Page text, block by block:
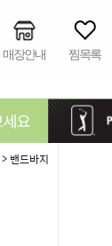
매장안내 찜목록
> 밴드바지